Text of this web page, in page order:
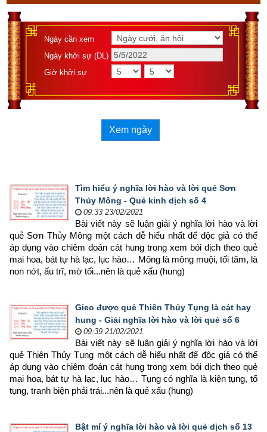
Ngày cần xem
Ngày khởi sự (DL)
Giờ khởi sự
Xem ngày
Tìm hiểu ý nghĩa lời hào và lời quẻ Sơn
Thủy Mông - Quẻ kinh dịch số 4
09:33 23/02/2021
Bài viết này sẽ luận giải ý nghĩa lời hào và lời
quẻ Sơn Thủy Mông một cách dễ hiểu nhất để độc giả có thể
áp dụng vào chiêm đoán cát hung trong xem bói dịch theo quẻ
mai hoa, bát tự hà lạc, lục hào… Mông là mông muội, tối tăm, là
non nớt, ấu trĩ, mờ tối...nên là quẻ xấu (hung)
Gieo được quẻ Thiên Thủy Tụng là cát hay
hung - Giải nghĩa lời hào và lời quẻ số 6
09:39 21/02/2021
Bài viết này sẽ luận giải ý nghĩa lời hào và lời
quẻ Thiên Thủy Tụng một cách dễ hiểu nhất để độc giả có thể
áp dụng vào chiêm đoán cát hung trong xem bói dịch theo quẻ
mai hoa, bát tự hà lạc, lục hào… Tụng có nghĩa là kiện tụng, tố
tụng, tranh biện phải trái...nên là quẻ xấu (hung)
Bật mí ý nghĩa lời hào và lời quẻ dịch số 13